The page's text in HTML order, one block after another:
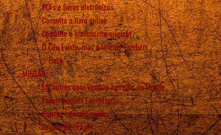
PDFs e livros eletrônicos
Consulta o livro online
Consulte o manuscrito original
O Céu Existe, mas o Inferno Também
Back
MISSÃO
Encontros com Vassula ao redor do Mundo
Peregrinações Ecumênicas
Retiros Internacionais
Grupos de Oração